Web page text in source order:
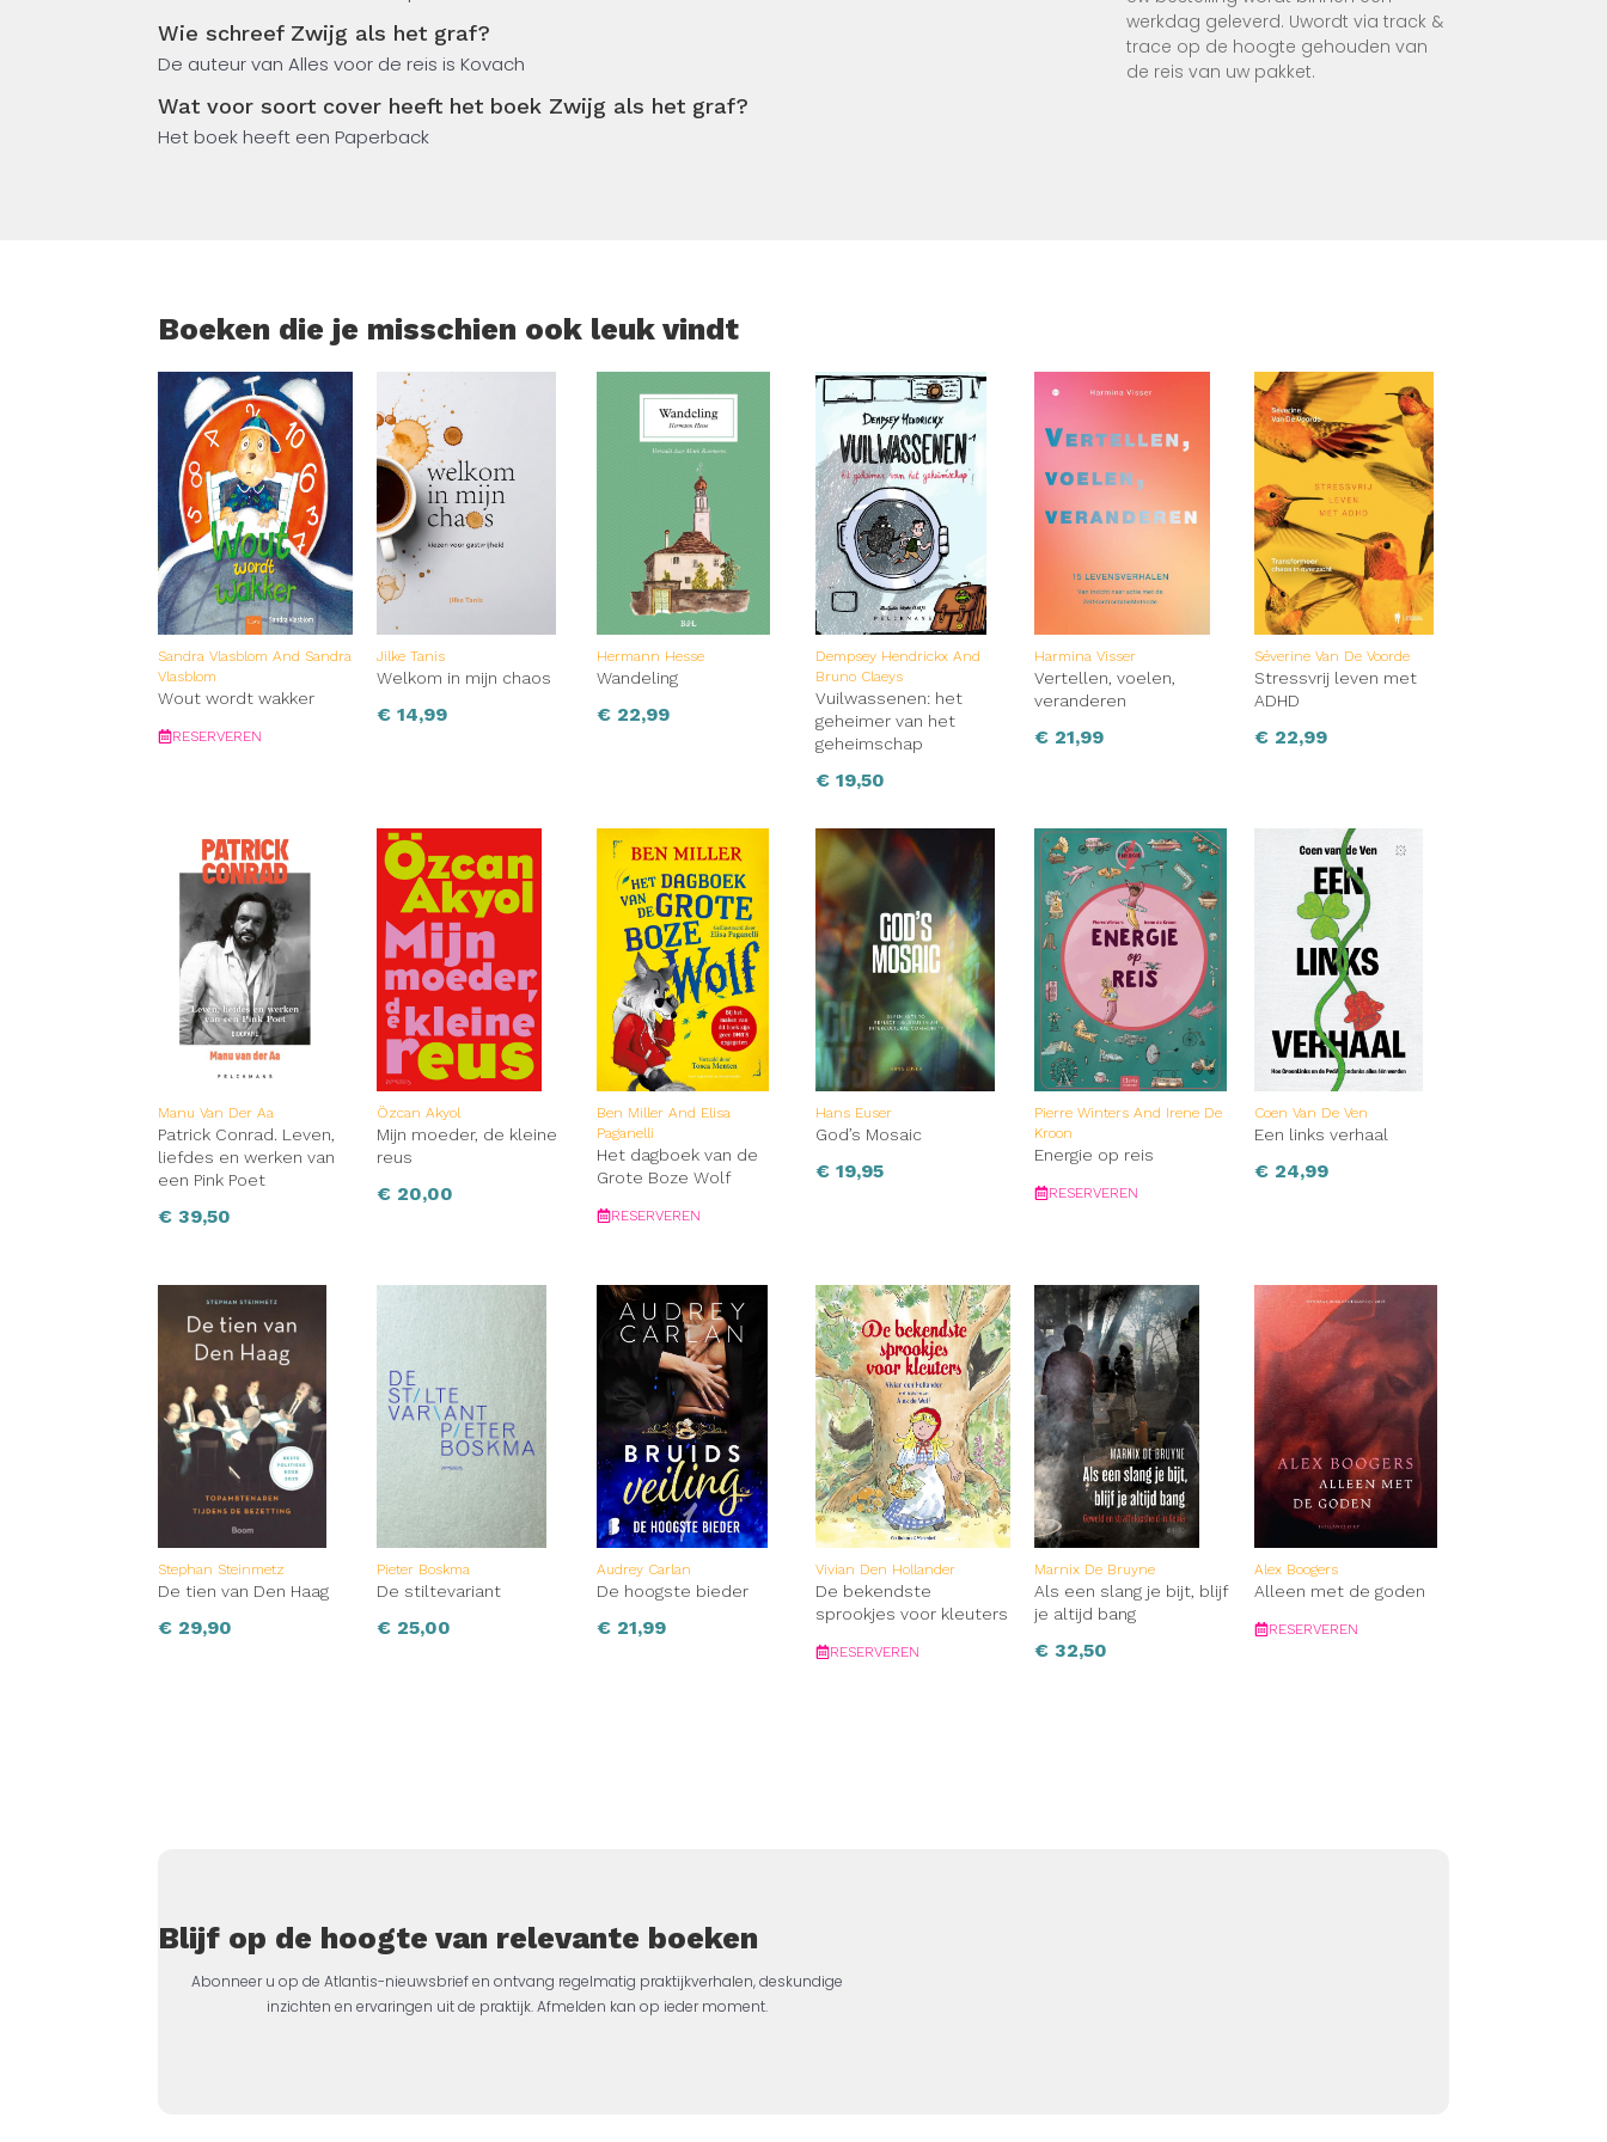
realiseren wat ze hebben ontdekt, wordt de stilte doorbroken door hun ijzingwekkende geschreeuw… De
meisjes ontvluchten het bos zo snel als ze kunnen, zonder de persoon te zien die vanuit de schaduw alles
gadeslaat.
Wanneer een paar dagen later nog een graf wordt gevonden, is het voor detective Gina Harte duidelijk dat
een seriemoordenaar het kleine stadje teistert. Maar op wie heeft de moordenaar het nu voorzien? En
Wie schreef Zwijg als het graf?
De auteur van Alles voor de reis is Kovach
Wat voor soort cover heeft het boek Zwijg als het graf?
Het boek heeft een Paperback
werkdag geleverd. Uwordt via track &
trace op de hoogte gehouden van
de reis van uw pakket.
Boeken die je misschien ook leuk vindt
Sandra Vlasblom And Sandra
Vlasblom
Wout wordt wakker
RESERVEREN
Jilke Tanis
Welkom in mijn chaos
€ 14,99
Hermann Hesse
Wandeling
€22,99
Dempsey Hendrickx And
Bruno Claeys
Vuilwassenen: het
geheimer van het
geheimschap
€19,50
Harmina Visser
Vertellen, voelen,
veranderen
€ 21,99
Séverine Van De Voorde
Stressvrij leven met
ADHD
€22,99
Manu Van Der Aa
Patrick Conrad. Leven,
liefdes en werken van
een Pink Poet
€ 39,50
Özcan Akyol
Mijn moeder, de kleine
reus
€ 20,00
Ben Miller And Elisa
Paganelli
Het dagboek van de
Grote Boze Wolf
RESERVEREN
Hans Euser
God’s Mosaic
€19,95
Pierre Winters And Irene De
Kroon
Energie op reis
RESERVEREN
Coen Van De Ven
Een links verhaal
€24,99
Stephan Steinmetz
De tien van Den Haag
€ 29,90
Pieter Boskma
De stiltevariant
€ 25,00
Audrey Carlan
De hoogste bieder
€21,99
Vivian Den Hollander
De bekendste
sprookjes voor kleuters
RESERVEREN
Marnix De Bruyne
Als een slang je bijt, blijf
je altijd bang
€ 32,50
Alex Boogers
Alleen met de goden
RESERVEREN
Blijf op de hoogte van relevante boeken
Abonneer u op de Atlantis-nieuwsbrief en ontvang regelmatig praktijkverhalen, deskundige
inzichten en ervaringen uit de praktijk. Afmelden kan op ieder moment.